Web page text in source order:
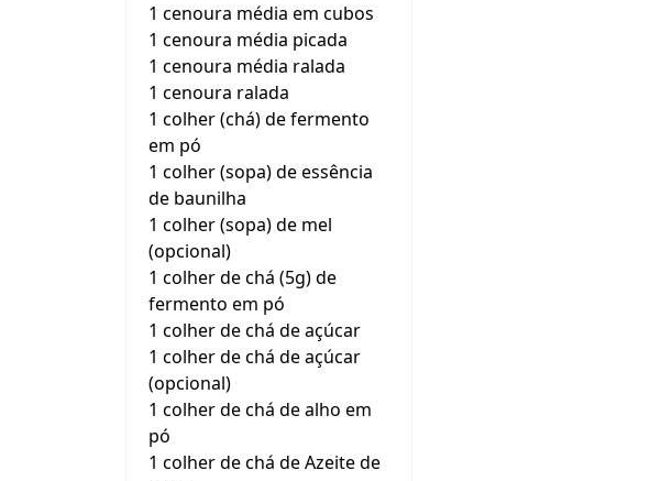
1 cenoura média em cubos
1 cenoura média picada
1 cenoura média ralada
1 cenoura ralada
1 colher (chá) de fermento
em pó
1 colher (sopa) de essência
de baunilha
1 colher (sopa) de mel
(opcional)
1 colher de chá (5g) de
fermento em pó
1 colher de chá de açúcar
1 colher de chá de açúcar
(opcional)
1 colher de chá de alho em
pó
1 colher de chá de Azeite de